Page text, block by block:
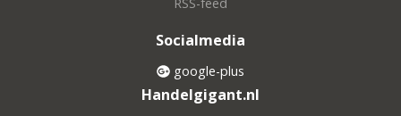
Socialmedia
google-plus
Handelgigant.nl